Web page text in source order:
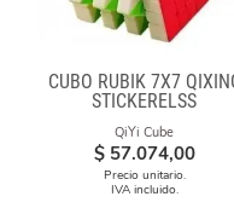
CUBO RUBIK 7X7
STICKERELSS
QiYi Cube
$ 57.074,00
Precio unitario.
IVA incluido.